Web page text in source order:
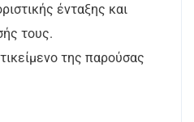
ένταξης και
τους.
της παρούσας